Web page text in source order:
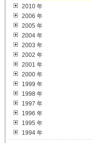
2010 年
2006 年
2005 年
2004 年
2003 年
2002 年
2001 年
2000 年
1999 年
1998 年
1997 年
1996 年
1995 年
1994 年